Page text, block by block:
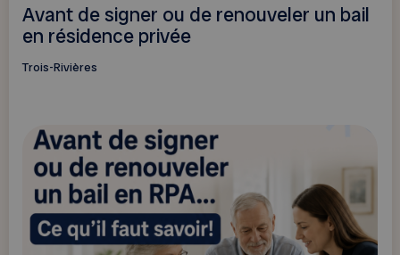
Avant de signer ou de renouveler un bail
en résidence privée
Trois-Rivières